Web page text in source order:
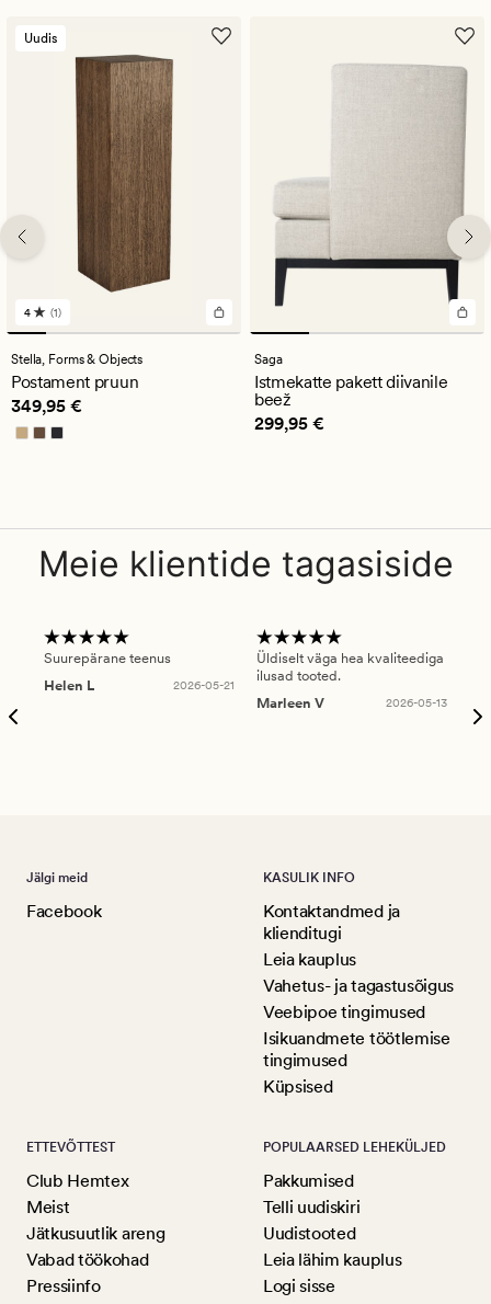
Uudis
1
arvustust
keskmise
hinnanguga
4
4 (1)
Stella, Forms & Objects
Postament pruun
Pris_ee 349,95 €
349,95 €
Saga
Istmekatte pakett diivanile
beež
Pris_ee 299,95 €
299,95 €
Meie klientide tagasiside
Suurepärane teenus
Helen L
2026-05-21
Üldiselt väga hea kvaliteediga
ilusad tooted.
Marleen V
2026-05-13
Jälgi meid
Facebook
KASULIK INFO
Kontaktandmed ja
klienditugi
Leia kauplus
Vahetus- ja tagastusõigus
Veebipoe tingimused
Isikuandmete töötlemise
tingimused
Küpsised
ETTEVÕTTEST
Club Hemtex
Meist
Jätkusuutlik areng
Vabad töökohad
Pressiinfo
POPULAARSED LEHEKÜLJED
Pakkumised
Telli uudiskiri
Uudistooted
Leia lähim kauplus
Logi sisse